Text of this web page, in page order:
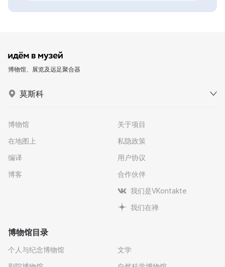
博物馆、展览及远足聚合器
莫斯科
博物馆
在地图上
编译
博客
关于项目
私隐政策
用户协议
合作伙伴
我们是VKontakte
我们在禅
博物馆目录
个人与纪念博物馆
文学